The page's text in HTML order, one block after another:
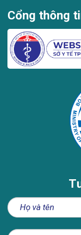
Cổng thông